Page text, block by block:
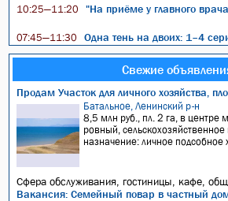
10:25—11:20
"На приёме у главного
07:45—11:30 Одна тень на двоих: 1–4
Свежие
Продам Участок для личного хозяйства,
Батальное, Ленинский р-н
8,5 млн руб., пл. 2 га, в центре
ровный,
назначение: личное подсобное
Сфера обслуживания, гостиницы, кафе,
Вакансия: Семейный повар в частный